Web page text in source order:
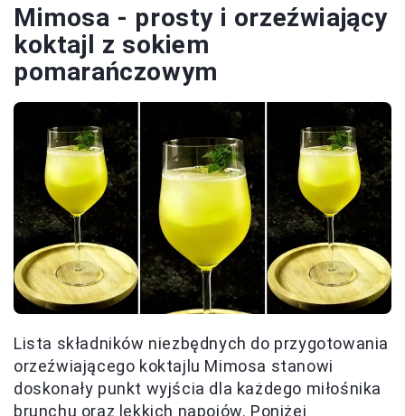
Mimosa - prosty i orzeźwiający
koktajl z sokiem
pomarańczowym
Lista składników niezbędnych do przygotowania
orzeźwiającego koktajlu Mimosa stanowi
doskonały punkt wyjścia dla każdego miłośnika
brunchu oraz lekkich napojów. Poniżej